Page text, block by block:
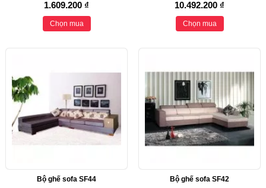
1.609.200 ₫
Chọn mua
10.492.200 ₫
Chọn mua
Bộ ghế sofa SF44 Bộ ghế sofa SF42